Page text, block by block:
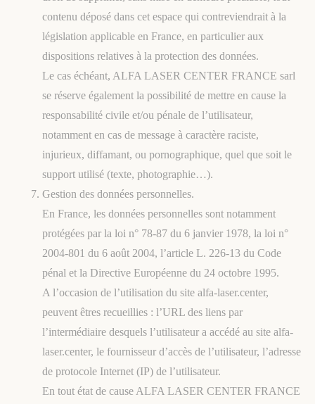
contenu déposé dans cet espace qui contreviendrait à la
législation applicable en France, en particulier aux
dispositions relatives à la protection des données.
Le cas échéant, ALFA LASER CENTER FRANCE sarl
se réserve également la possibilité de mettre en cause la
responsabilité civile et/ou pénale de l’utilisateur,
notamment en cas de message à caractère raciste,
injurieux, diffamant, ou pornographique, quel que soit le
support utilisé (texte, photographie…).
Gestion des données personnelles.
En France, les données personnelles sont notamment
protégées par la loi n° 78-87 du 6 janvier 1978, la loi n°
2004-801 du 6 août 2004, l’article L. 226-13 du Code
pénal et la Directive Européenne du 24 octobre 1995.
A l’occasion de l’utilisation du site alfa-laser.center,
peuvent êtres recueillies : l’URL des liens par
l’intermédiaire desquels l’utilisateur a accédé au site alfa-
laser.center, le fournisseur d’accès de l’utilisateur, l’adresse
de protocole Internet (IP) de l’utilisateur.
En tout état de cause ALFA LASER CENTER FRANCE